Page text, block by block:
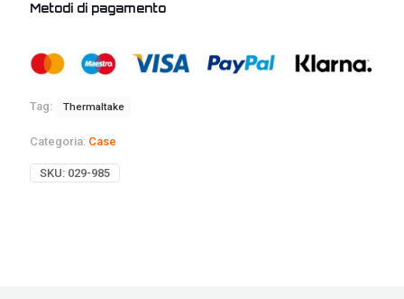
Metodi di pagamento
Tag: Thermaltake
Categoria: Case
SKU: 029-985